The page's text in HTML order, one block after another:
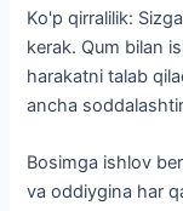
Ko'p qirralilik:
kerak. Qum bilan
harakatni talab
ancha
Bosimga ishlov
va oddiygina har